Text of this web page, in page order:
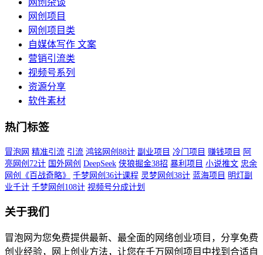
网创杂谈
网创项目
网创项目类
自媒体写作 文案
营销引流类
视频号系列
资源分享
软件素材
热门标签
冒泡网 精准引流 引流 鸿铭网创88计 副业项目 冷门项目 赚钱项目 阿
亮网创72计 国外网创 DeepSeek 侠狼掘金38招 暴利项目 小说推文 忠余
网创《百战奇略》
千梦网创36计课程 灵梦网创38计 蓝海项目 明灯副
业千计 千梦网创108计 视频号分成计划
关于我们
冒泡网为您免费提供最新、最全面的网络创业项目，分享免费
创业经验，网上创业方法，让您在千万网创项目中找到合适自